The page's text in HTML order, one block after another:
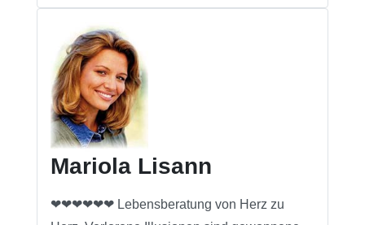
Mariola Lisann
❤❤❤❤❤❤ Lebensberatung von Herz zu